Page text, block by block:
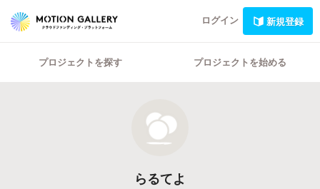
ログイン 新規登録
プロジェクトを探す プロジェクトを始める
らるてよ